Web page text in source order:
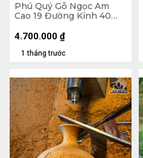
Phú Quý Gỗ Ngọc Am
Cao 19 Đường Kính 40
1 tháng trước
4.700.000 ₫